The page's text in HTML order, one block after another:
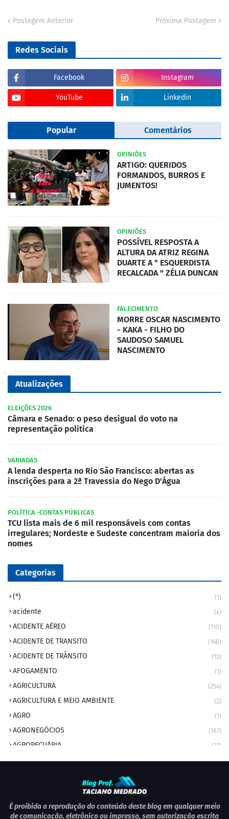
Postagem Anterior Próxima Postagem
Redes Sociais
Facebook Instagram
YouTube Linkedin
Popular Comentários
OPINIÕES
ARTIGO: QUERIDOS
FORMANDOS, BURROS E
JUMENTOS!
OPINIÕES
POSSÍVEL RESPOSTA A
ALTURA DA ATRIZ REGINA
DUARTE A " ESQUERDISTA
RECALCADA " ZÉLIA DUNCAN
FALECIMENTO
MORRE OSCAR NASCIMENTO
- KAKA - FILHO DO
SAUDOSO SAMUEL
NASCIMENTO
Atualizações
ELEIÇÕES 2026
Câmara e Senado: o peso desigual do voto na
representação política
VARIADAS
A lenda desperta no Rio São Francisco: abertas as
inscrições para a 2ª Travessia do Nego D'Água
POLÍTICA -CONTAS PÚBLICAS
TCU lista mais de 6 mil responsáveis com contas
irregulares; Nordeste e Sudeste concentram maioria dos
nomes
Categorias
(*) (1)
acidente (4)
ACIDENTE AÉREO (110)
ACIDENTE DE TRANSITO (160)
ACIDENTE DE TRÂNSITO (13)
AFOGAMENTO (1)
AGRICULTURA (254)
AGRICULTURA E MEIO AMBIENTE (2)
AGRO (1)
AGRONEGÓCIOS (787)
AGROPECUÁRIA (37)
AMBIENTE (9)
ANIVERSÁRIO DA CIDADE
ANIVERSÁRIOS (1)
É proibida a reprodução do conteúdo deste blog em qualquer meio
de comunicação, eletrônico ou impresso, sem autorização escrita